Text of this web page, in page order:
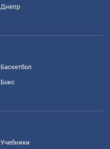
Днепр
Баскетбол
Бокс
Учебники